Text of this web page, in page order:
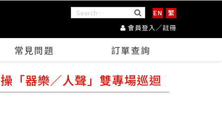
EN
繁
會員登入／註冊
常見問題 訂單查詢
「器樂／人聲」雙專場巡迴